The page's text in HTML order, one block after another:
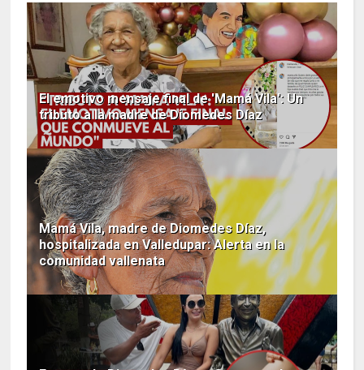
El emotivo mensaje final de 'Mamá Vila': Un
tributo a la madre de Diomedes Díaz
Mamá Vila, madre de Diomedes Díaz,
hospitalizada en Valledupar: Alerta en la
comunidad vallenata